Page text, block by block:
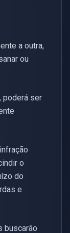
a outra,
ou
poderá ser
o
do
e
buscarão